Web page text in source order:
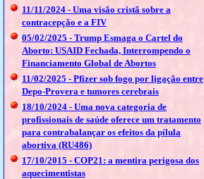
11/11/2024 - Uma visão cristã sobre a
contracepção e a FIV
05/02/2025 - Trump Esmaga o Cartel do
Aborto: USAID Fechada, Interrompendo o
Financiamento Global de Abortos
11/02/2025 - Pfizer sob fogo por ligação entre
Depo-Provera e tumores cerebrais
18/10/2024 - Uma nova categoria de
profissionais de saúde oferece um tratamento
para contrabalançar os efeitos da pílula
abortiva (RU486)
17/10/2015 - COP21: a mentira perigosa dos
aquecimentistas